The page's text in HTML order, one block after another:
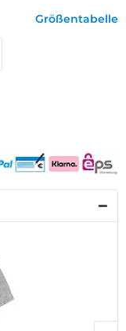
Größentabelle